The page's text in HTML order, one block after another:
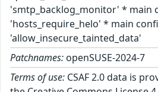
'smtp_backlog_monitor' * main
'hosts_require_helo' * main
'allow_insecure_tainted_data'
Patchnames: openSUSE-2024-7
Terms of use: CSAF 2.0 data is